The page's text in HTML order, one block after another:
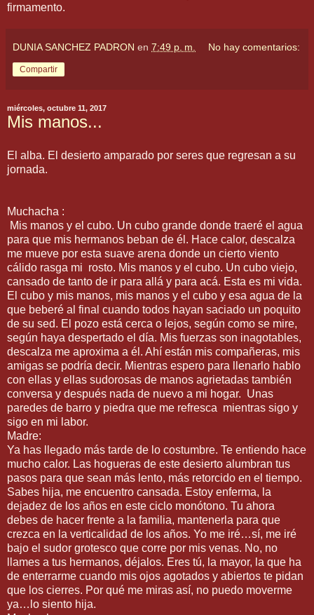
firmamento.
DUNIA SANCHEZ PADRON en 7:49 p. m. No hay comentarios:
Compartir
miércoles, octubre 11, 2017
Mis manos...
El alba. El desierto amparado por seres que regresan a su
jornada.
Muchacha :
Mis manos y el cubo. Un cubo grande donde traeré el agua
para que mis hermanos beban de él. Hace calor, descalza
me mueve por esta suave arena donde un cierto viento
cálido rasga mi rosto. Mis manos y el cubo. Un cubo viejo,
cansado de tanto de ir para allá y para acá. Esta es mi vida.
El cubo y mis manos, mis manos y el cubo y esa agua de la
que beberé al final cuando todos hayan saciado un poquito
de su sed. El pozo está cerca o lejos, según como se mire,
según haya despertado el día. Mis fuerzas son inagotables,
descalza me aproxima a él. Ahí están mis compañeras, mis
amigas se podría decir. Mientras espero para llenarlo hablo
con ellas y ellas sudorosas de manos agrietadas también
conversa y después nada de nuevo a mi hogar. Unas
paredes de barro y piedra que me refresca mientras sigo y
sigo en mi labor.
Madre:
Ya has llegado más tarde de lo costumbre. Te entiendo hace
mucho calor. Las hogueras de este desierto alumbran tus
pasos para que sean más lento, más retorcido en el tiempo.
Sabes hija, me encuentro cansada. Estoy enferma, la
dejadez de los años en este ciclo monótono. Tu ahora
debes de hacer frente a la familia, mantenerla para que
crezca en la verticalidad de los años. Yo me iré…sí, me iré
bajo el sudor grotesco que corre por mis venas. No, no
llames a tus hermanos, déjalos. Eres tú, la mayor, la que ha
de enterrarme cuando mis ojos agotados y abiertos te pidan
que los cierres. Por qué me miras así, no puedo moverme
ya…lo siento hija.